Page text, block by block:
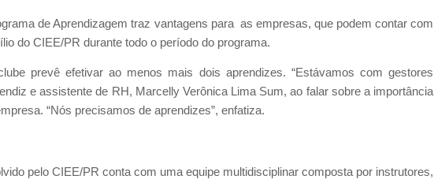
de Aprendizagem traz vantagens para as empresas, que podem contar com
do CIEE/PR durante todo o período do programa.
prevê efetivar ao menos mais dois aprendizes. “Estávamos com gestores
e assistente de RH, Marcelly Verônica Lima Sum, ao falar sobre a importância
“Nós precisamos de aprendizes”, enfatiza.
pelo CIEE/PR conta com uma equipe multidisciplinar composta por instrutores,